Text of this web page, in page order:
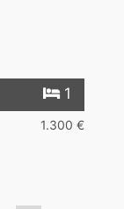
1
1.300 €